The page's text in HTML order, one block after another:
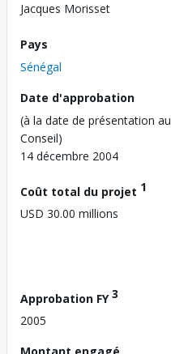
Jacques Morisset
Pays
Sénégal
Date d'approbation
(à la date de présentation au
Conseil)
14 décembre 2004
Coût total du projet 1
USD 30.00 millions
Approbation FY3
2005